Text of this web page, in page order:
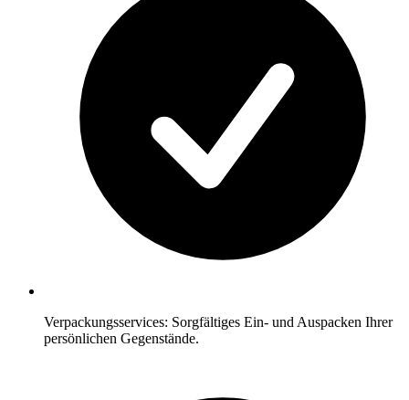
Verpackungsservices: Sorgfältiges Ein- und Auspacken Ihrer
persönlichen Gegenstände.